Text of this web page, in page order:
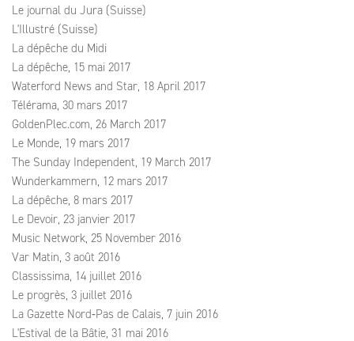
Le journal du Jura (Suisse)
L'Illustré (Suisse)
La dépêche du Midi
La dépêche, 15 mai 2017
Waterford News and Star, 18 April 2017
Télérama, 30 mars 2017
GoldenPlec.com, 26 March 2017
Le Monde, 19 mars 2017
The Sunday Independent, 19 March 2017
Wunderkammern, 12 mars 2017
La dépêche, 8 mars 2017
Le Devoir, 23 janvier 2017
Music Network, 25 November 2016
Var Matin, 3 août 2016
Classissima, 14 juillet 2016
Le progrès, 3 juillet 2016
La Gazette Nord‑Pas de Calais, 7 juin 2016
L'Estival de la Bâtie, 31 mai 2016